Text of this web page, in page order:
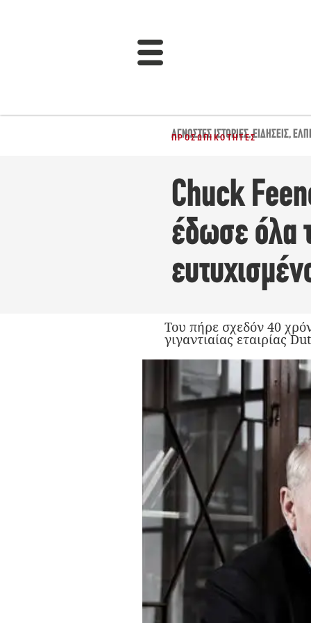
ΆΓΝΩΣΤΕΣ ΙΣΤΟΡΊΕΣ,ΕΙΔΉΣΕΙΣ,
ΠΡΟΣΩΠΙΚΌΤΗΤΕΣ
Chuck
έδωσε όλα
Του πήρε σχεδόν 40
γιγαντιαίας εταιρίας